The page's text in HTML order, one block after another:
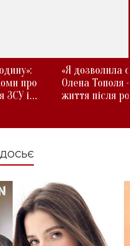
про
ЗСУ і
«Я дозволила
Олена Тополя
життя після
ДОСЬЄ